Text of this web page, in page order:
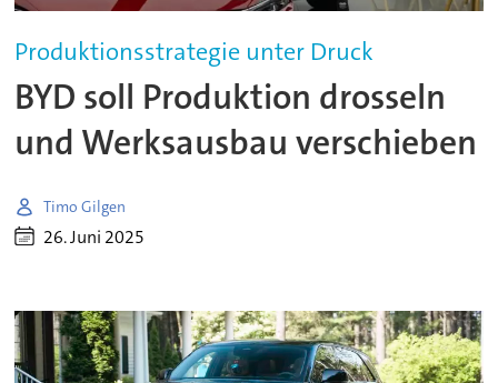
Produktionsstrategie unter Druck
BYD soll Produktion drosseln
und Werksausbau verschieben
Timo Gilgen
26. Juni 2025